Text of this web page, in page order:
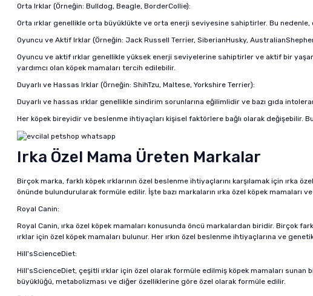
Orta Irklar (Örneğin: Bulldog, Beagle, BorderCollie):
Orta ırklar genellikle orta büyüklükte ve orta enerji seviyesine sahiptirler. Bu nedenle,
Oyuncu ve Aktif Irklar (Örneğin: Jack Russell Terrier, SiberianHusky,
Oyuncu ve aktif ırklar genellikle yüksek enerji seviyelerine sahiptirler ve aktif bir
yardımcı olan köpek mamaları tercih edilebilir.
Duyarlı ve Hassas Irklar (Örneğin: ShihTzu, Maltese, Yorkshire Terrier):
Duyarlı ve hassas ırklar genellikle sindirim sorunlarına eğilimlidir ve bazı gıda
Her köpek bireyidir ve beslenme ihtiyaçları kişisel faktörlere bağlı olarak değişebilir.
Irka Özel Mama Üreten Markalar
Birçok marka, farklı köpek ırklarının özel beslenme ihtiyaçlarını karşılamak için ırka
önünde bulundurularak formüle edilir. İşte bazı markaların ırka özel köpek mamaları ve
Royal Canin:
Royal Canin, ırka özel köpek mamaları konusunda öncü markalardan biridir. Birçok
ırklar için özel köpek mamaları bulunur. Her ırkın özel beslenme ihtiyaçlarına ve
Hill'sScienceDiet:
Hill'sScienceDiet, çeşitli ırklar için özel olarak formüle edilmiş köpek mamaları sunan
büyüklüğü, metabolizması ve diğer özelliklerine göre özel olarak formüle edilir.